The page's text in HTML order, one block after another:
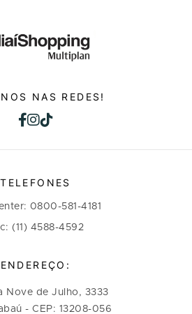
NAS REDES!
TELEFONES
0800-581-4181
(11) 4588-4592
ENDEREÇO:
Nove de Julho, 3333
- CEP: 13208-056